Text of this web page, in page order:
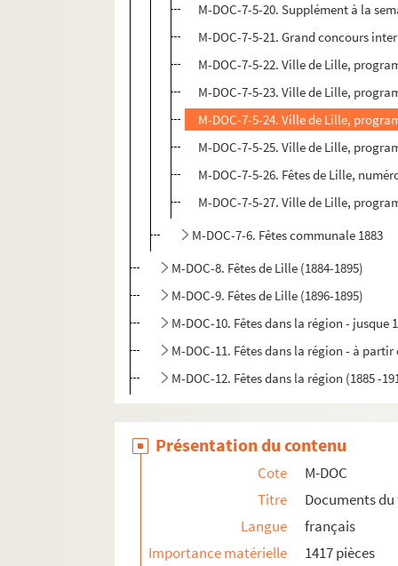
M-DOC-7-5-20. Supplément à la
M-DOC-7-5-21. Grand concours
M-DOC-7-5-22. Ville de Lille,
M-DOC-7-5-23. Ville de Lille,
M-DOC-7-5-24. Ville de Lille,
M-DOC-7-5-25. Ville de Lille,
M-DOC-7-5-26. Fêtes de Lille,
M-DOC-7-5-27. Ville de Lille,
M-DOC-7-6. Fêtes communale 1883
M-DOC-8. Fêtes de Lille (1884-1895)
M-DOC-9. Fêtes de Lille (1896-1895)
M-DOC-10. Fêtes dans la région - jusque
M-DOC-11. Fêtes dans la région - à partir
M-DOC-12. Fêtes dans la région (1885 -
Présentation du contenu
Cote
M-DOC
Titre
Documents
Langue
français
Importance matérielle
1417 pièces